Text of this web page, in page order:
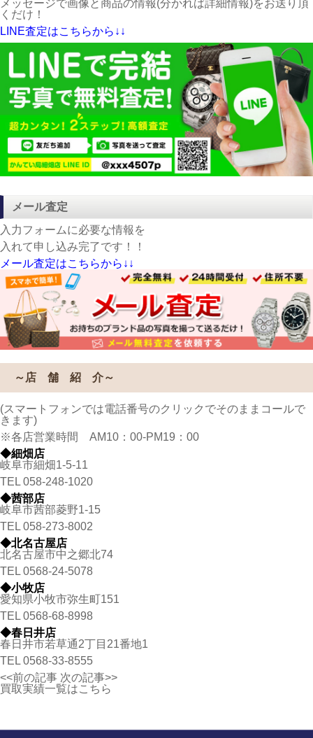
メッセージで画像と商品の情報(分かれば詳細情報)をお送り頂
くだけ！
LINE査定はこちらから↓↓
メール査定
入力フォームに必要な情報を
入れて申し込み完了です！！
メール査定はこちらから↓↓
～店 舗 紹 介～
(スマートフォンでは電話番号のクリックでそのままコールで
きます)
※各店営業時間 AM10：00-PM19：00
◆細畑店
岐阜市細畑1-5-11
TEL 058-248-1020
◆茜部店
岐阜市茜部菱野1-15
TEL 058-273-8002
◆北名古屋店
北名古屋市中之郷北74
TEL 0568-24-5078
◆小牧店
愛知県小牧市弥生町151
TEL 0568-68-8998
◆春日井店
春日井市若草通2丁目21番地1
TEL 0568-33-8555
<<前の記事 次の記事>>
買取実績一覧はこちら